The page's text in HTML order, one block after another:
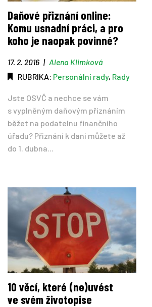
Daňové přiznání online:
Komu usnadní práci, a pro
koho je naopak povinné?
17. 2. 2016 | Alena Klimková
RUBRIKA: Personální rady, Rady
Jste OSVČ a nechce se vám
s vyplněným daňovým přiznáním
běžet na podatelnu finančního
úřadu? Přiznání k dani můžete až
do 1. dubna...
10 věcí, které (ne)uvést
ve svém životopise